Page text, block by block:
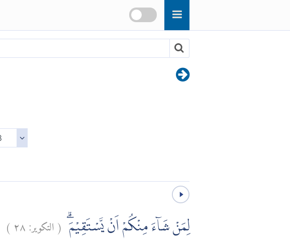
لِمَنْ شَاۤءَ مِنْكُمْ اَنْ يَّسْتَقِيْمَۗ (التكوير:٢٨)